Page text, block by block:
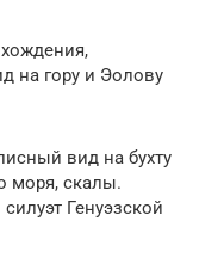
на гору и Эолову
вид на бухту
моря, скалы.
Генуэзской